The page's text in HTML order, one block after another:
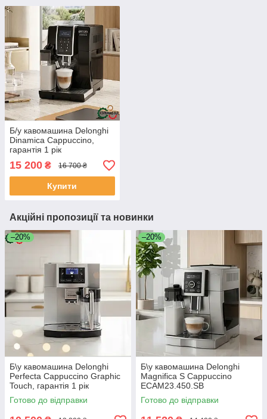
Б/у кавомашина Delonghi
Dinamica Cappuccino,
гарантія 1 рік
15 200 ₴ 16 700 ₴
Купити
Акційні пропозиції та новинки
–20%
Б\у кавомашина Delonghi
Perfecta Cappuccino Graphic
Touch, гарантія 1 рік
Готово до відправки
–20%
Б\у кавомашина Delonghi
Magnifica S Cappuccino
ECAM23.450.SB
Готово до відправки